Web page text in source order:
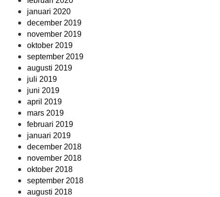
januari 2020
december 2019
november 2019
oktober 2019
september 2019
augusti 2019
juli 2019
juni 2019
april 2019
mars 2019
februari 2019
januari 2019
december 2018
november 2018
oktober 2018
september 2018
augusti 2018